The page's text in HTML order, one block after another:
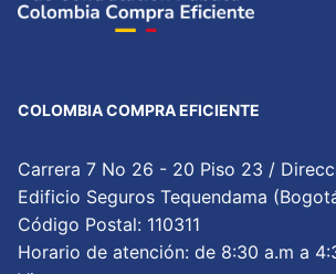
COLOMBIA COMPRA EFICIENTE
Carrera 7 No 26 - 20 Piso 23 /
Edificio Seguros Tequendama
Código Postal: 110311
Horario de atención: de 8:30 a.m a